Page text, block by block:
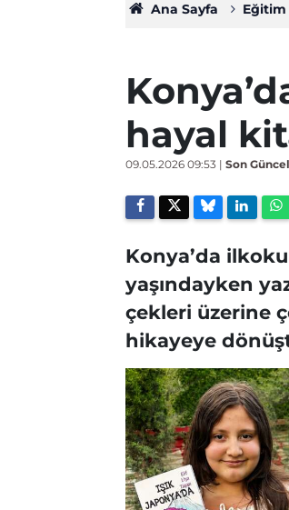
Ana Sayfa Eğitim
hayal
09.05.2026 09:53 | Son
Konya’da
yaşındayken
çekleri üzerine
hikayeye